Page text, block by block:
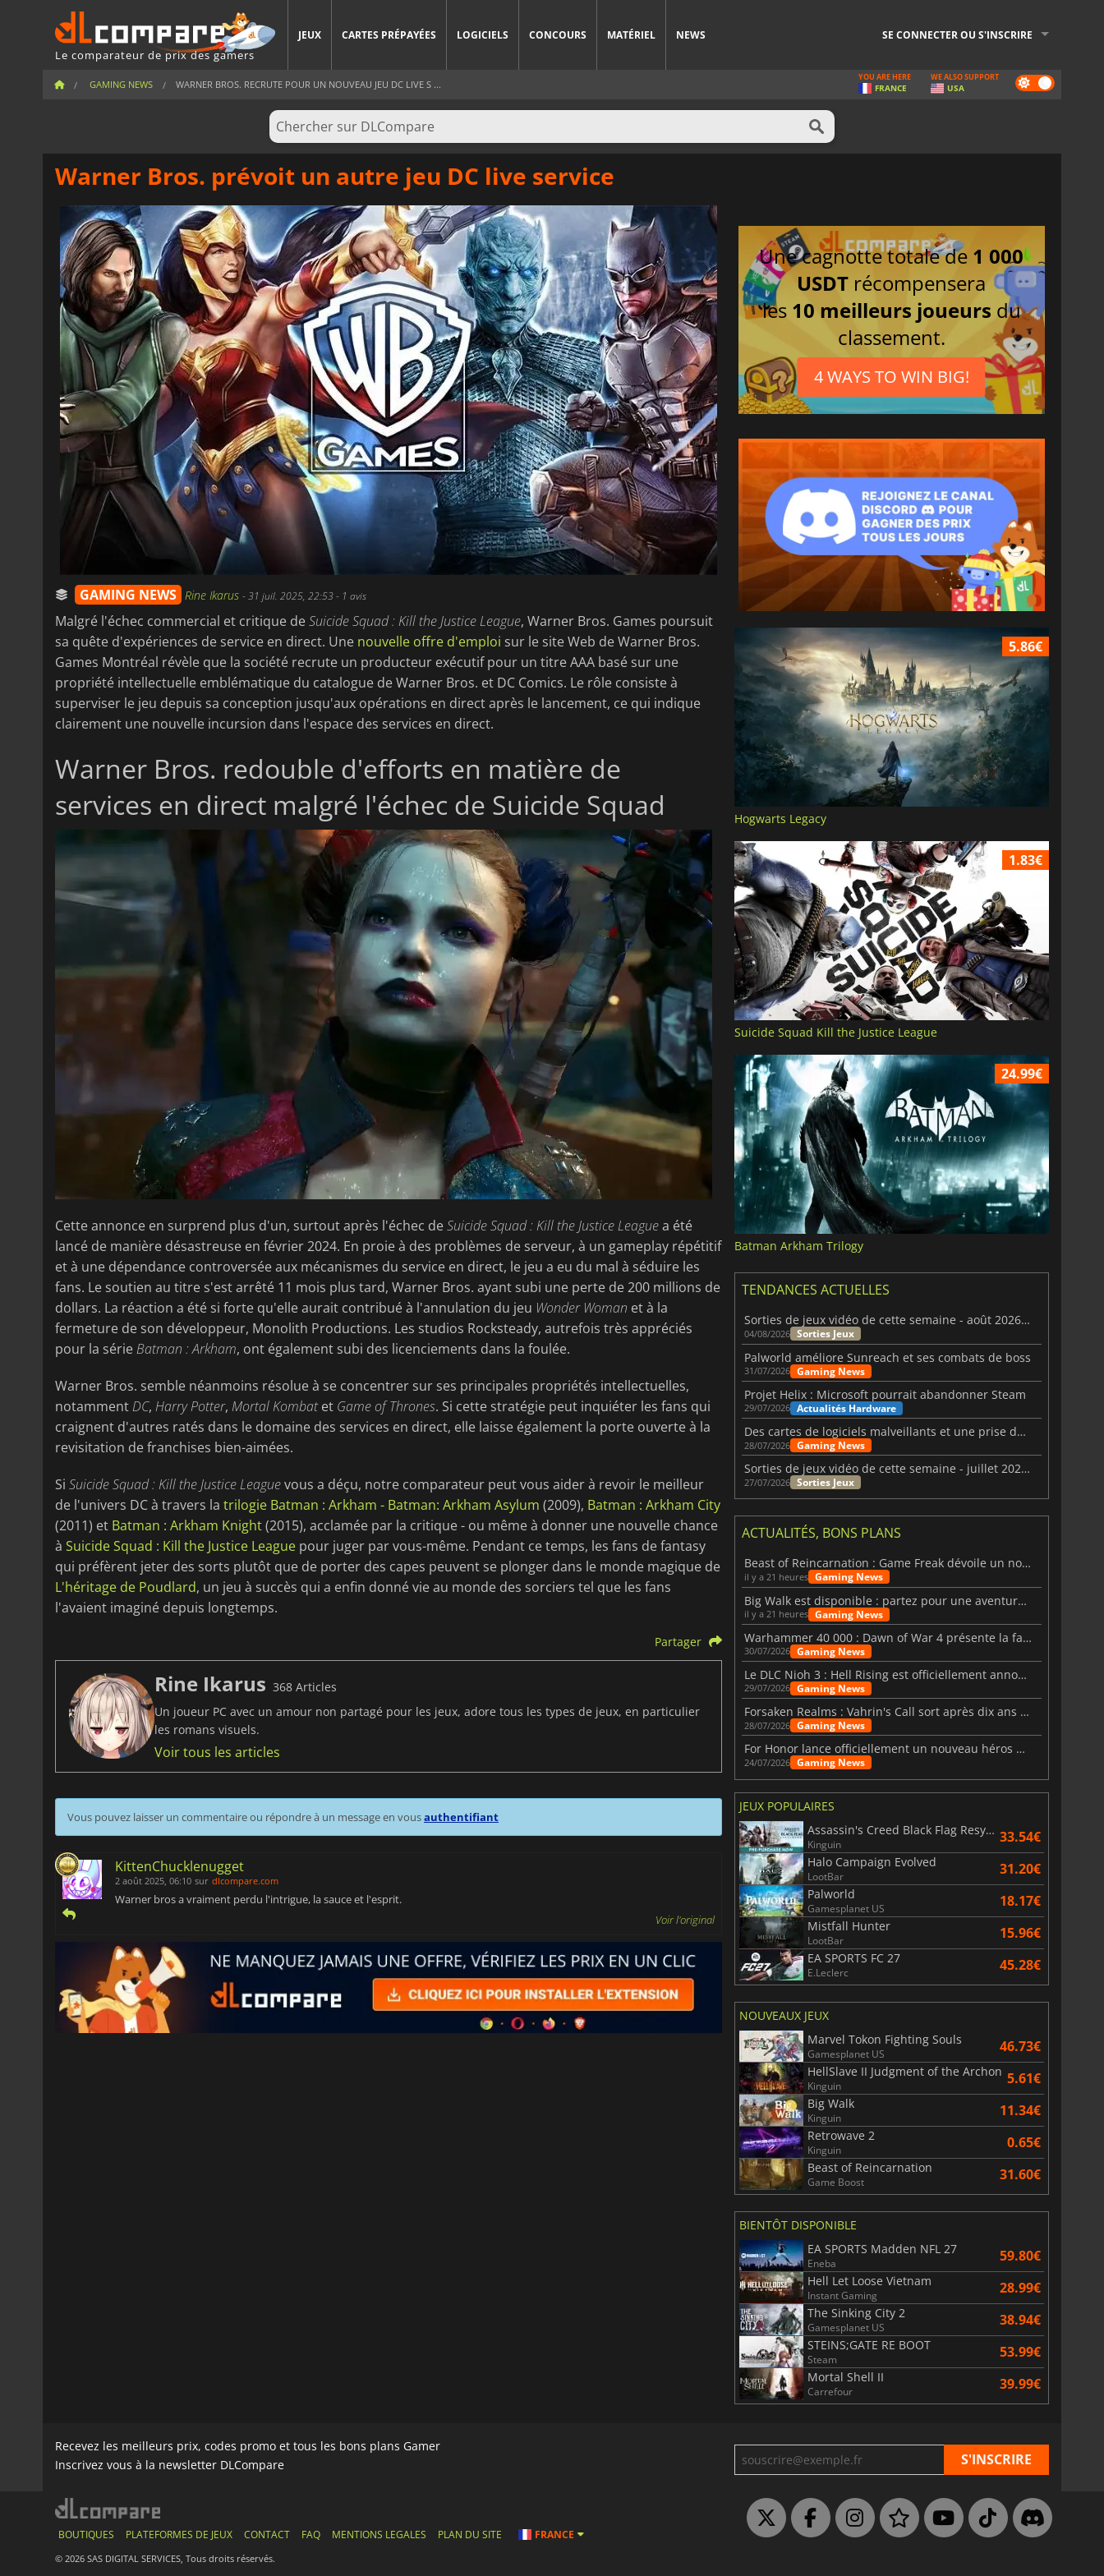
Le comparateur de prix des gamers
JEUX CARTES PRÉPAYÉES LOGICIELS CONCOURS MATÉRIEL NEWS SE CONNECTER OU S'INSCRIRE
GAMING NEWS WARNER BROS. RECRUTE POUR UN NOUVEAU JEU DC LIVE S ... Dark
mode
YOU ARE HERE
FRANCE
WE ALSO SUPPORT
USA
Warner Bros. prévoit un autre jeu DC live service
GAMING NEWS Rine Ikarus -31 juil. 2025, 22:53- 1 avis
Malgré l'échec commercial et critique deSuicide Squad : Kill the Justice League, Warner Bros. Games poursuit
sa quête d'expériences de service en direct. Une nouvelle offre d'emploi sur le site Web de Warner Bros.
Games Montréal révèle que la société recrute un producteur exécutif pour un titre AAA basé sur une
propriété intellectuelle emblématique du catalogue de Warner Bros. et DC Comics. Le rôle consiste à
superviser le jeu depuis sa conception jusqu'aux opérations en direct après le lancement, ce qui indique
clairement une nouvelle incursion dans l'espace des services en direct.
Warner Bros. redouble d'efforts en matière de
services en direct malgré l'échec de Suicide Squad
Cette annonce en surprend plus d'un, surtout après l'échec deSuicide Squad : Kill the Justice Leaguea été
lancé de manière désastreuse en février 2024. En proie à des problèmes de serveur, à un gameplay répétitif
et à une dépendance controversée aux mécanismes du service en direct, le jeu a eu du mal à séduire les
fans. Le soutien au titre s'est arrêté 11 mois plus tard, Warner Bros. ayant subi une perte de 200 millions de
dollars. La réaction a été si forte qu'elle aurait contribué à l'annulation du jeu Wonder Woman et à la
fermeture de son développeur, Monolith Productions. Les studios Rocksteady, autrefois très appréciés
pour la sérieBatman : Arkham, ont également subi des licenciements dans la foulée.
Warner Bros. semble néanmoins résolue à se concentrer sur ses principales propriétés intellectuelles,
notammentDC, Harry Potter, Mortal Kombatet Game of Thrones. Si cette stratégie peut inquiéter les fans qui
craignent d'autres ratés dans le domaine des services en direct, elle laisse également la porte ouverte à la
revisitation de franchises bien-aimées.
Si Suicide Squad : Kill the Justice Leaguevous a déçu, notre comparateur peut vous aider à revoir le meilleur
de l'univers DC à travers la trilogie Batman : Arkham - Batman: Arkham Asylum (2009), Batman : Arkham City
(2011) et Batman : Arkham Knight(2015), acclamée par la critique - ou même à donner une nouvelle chance
à Suicide Squad : Kill the Justice League pour juger par vous-même. Pendant ce temps, les fans de fantasy
qui préfèrent jeter des sorts plutôt que de porter des capes peuvent se plonger dans le monde magique de
L'héritage de Poudlard, un jeu à succès qui a enfin donné vie au monde des sorciers tel que les fans
l'avaient imaginé depuis longtemps.
Partager
Rine Ikarus 368 Articles
Un joueur PC avec un amour non partagé pour les jeux, adore tous les types de jeux, en particulier
les romans visuels.
Voir tous les articles
Vous pouvez laisser un commentaire ou répondre à un message en vousauthentifiant
KittenChucklenugget
2 août 2025, 06:10 sur dlcompare.com
Warner bros a vraiment perdu l'intrigue, la sauce et l'esprit.
Voir l'original
Une cagnotte totale de 1 000
USDT récompensera
les 10 meilleurs joueurs du
classement.
4 WAYS TO WIN BIG!
5.86€
Hogwarts Legacy
1.83€
Suicide Squad Kill the Justice League
24.99€
Batman Arkham Trilogy
TENDANCES ACTUELLES
Sorties de jeux vidéo de cette semaine - août 2026 (semaine 32)
04/08/2026 Sorties Jeux
Palworld améliore Sunreach et ses combats de boss
31/07/2026 Gaming News
Projet Helix : Microsoft pourrait abandonner Steam
29/07/2026 Actualités Hardware
Des cartes de logiciels malveillants et une prise de contrôle de Discord ont touché Meccha Chameleon
28/07/2026 Gaming News
Sorties de jeux vidéo de cette semaine - juillet 2026 (semaine 31)
27/07/2026 Sorties Jeux
ACTUALITÉS, BONS PLANS
Beast of Reincarnation : Game Freak dévoile un nouveau pari
il y a 21 heures Gaming News
Big Walk est disponible : partez pour une aventure entre amis
il y a 21 heures Gaming News
Warhammer 40 000 : Dawn of War 4 présente la faction des Nécrons
30/07/2026 Gaming News
Le DLC Nioh 3 : Hell Rising est officiellement annoncé
29/07/2026 Gaming News
Forsaken Realms : Vahrin's Call sort après dix ans de développement
28/07/2026 Gaming News
For Honor lance officiellement un nouveau héros nommé Arakure
24/07/2026 Gaming News
JEUX POPULAIRES
Assassin's Creed Black Flag Resynced
Kinguin 33.54€
Halo Campaign Evolved
LootBar 31.20€
Palworld
Gamesplanet US 18.17€
Mistfall Hunter
LootBar 15.96€
EA SPORTS FC 27
E.Leclerc 45.28€
NOUVEAUX JEUX
Marvel Tokon Fighting Souls
Gamesplanet US 46.73€
HellSlave II Judgment of the Archon
Kinguin 5.61€
Big Walk
Kinguin 11.34€
Retrowave 2
Kinguin 0.65€
Beast of Reincarnation
Game Boost 31.60€
BIENTÔT DISPONIBLE
EA SPORTS Madden NFL 27
Eneba 59.80€
Hell Let Loose Vietnam
Instant Gaming 28.99€
The Sinking City 2
Gamesplanet US 38.94€
STEINS;GATE RE BOOT
Steam 53.99€
Mortal Shell II
Carrefour 39.99€
Recevez les meilleurs prix, codes promo et tous les bons plans Gamer
Inscrivez vous à la newsletter DLCompare
BOUTIQUES PLATEFORMES DE JEUX CONTACT FAQ MENTIONS LEGALES PLAN DU SITE FRANCE
© 2026 SAS DIGITAL SERVICES, Tous droits réservés.